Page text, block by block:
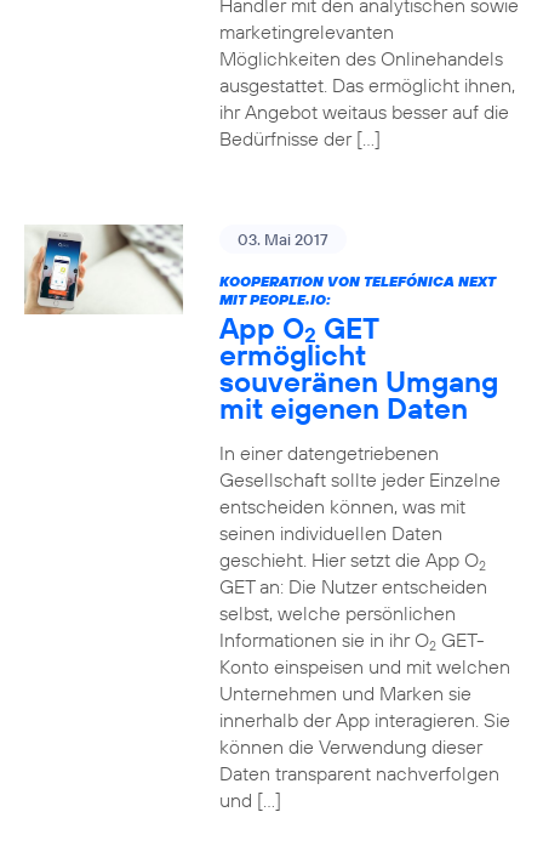
Händler mit den analytischen sowie
marketingrelevanten
Möglichkeiten des Onlinehandels
ausgestattet. Das ermöglicht ihnen,
ihr Angebot weitaus besser auf die
Bedürfnisse der […]
03. Mai 2017
KOOPERATION VON TELEFÓNICA NEXT
MIT PEOPLE.IO:
App O2 GET
ermöglicht
souveränen Umgang
mit eigenen Daten
In einer datengetriebenen
Gesellschaft sollte jeder Einzelne
entscheiden können, was mit
seinen individuellen Daten
geschieht. Hier setzt die App O2
GET an: Die Nutzer entscheiden
selbst, welche persönlichen
Informationen sie in ihr O2GET-
Konto einspeisen und mit welchen
Unternehmen und Marken sie
innerhalb der App interagieren. Sie
können die Verwendung dieser
Daten transparent nachverfolgen
und […]